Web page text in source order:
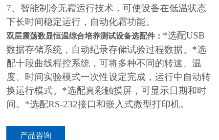
7、智能制冷无霜运行技术，可使设备在低温状态
下长时间稳定运行，自动化霜功能。
双层震荡数显恒温综合培养测试设备选配件： *选配USB
数据存储系统，自动纪录存储试验过程数据。*选
配十段曲线程控系统，可将多种不同的转速、温
度、时间实验模式一次性设定完成，运行中自动转
换运行模式。*选配真彩触摸屏，可显示日期和时
间。*选配RS-232接口和嵌入式微型打印机。
产品咨询